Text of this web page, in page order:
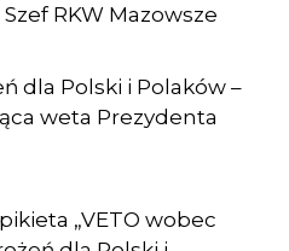
RKW Mazowsze
dla Polski i Polaków –
weta Prezydenta
„VETO wobec